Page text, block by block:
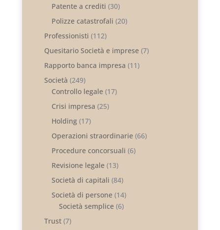
Patente a crediti (30)
Polizze catastrofali (20)
Professionisti (112)
Quesitario Società e imprese(7)
Rapporto banca impresa (11)
Società (249)
Controllo legale(17)
Crisi impresa (25)
Holding(17)
Operazioni straordinarie(66)
Procedure concorsuali (6)
Revisione legale(13)
Società di capitali (84)
Società di persone(14)
Società semplice(6)
Trust(7)